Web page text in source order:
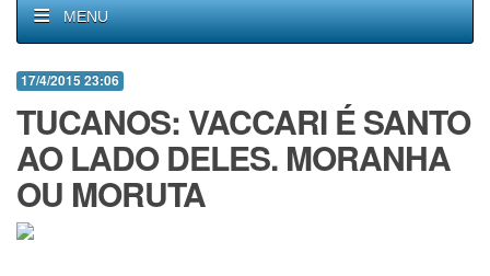
MENU
17/4/2015 23:06
TUCANOS: VACCARI É SANTO
AO LADO DELES. MORANHA
OU MORUTA